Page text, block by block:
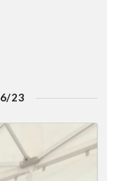
23